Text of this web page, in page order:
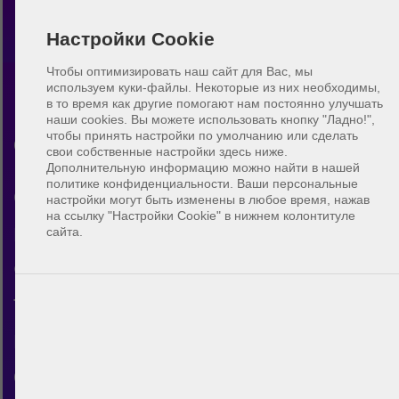
Настройки Cookie
Чтобы оптимизировать наш сайт для Вас, мы
используем куки-файлы. Некоторые из них необходимы,
в то время как другие помогают нам постоянно улучшать
наши cookies. Вы можете использовать кнопку "Ладно!",
чтобы принять настройки по умолчанию или сделать
свои собственные настройки здесь ниже.
Дополнительную информацию можно найти в нашей
политике конфиденциальности. Ваши персональные
настройки могут быть изменены в любое время, нажав
на ссылку "Настройки Cookie" в нижнем колонтитуле
сайта.
Пляжный волейбол South
Carolina
Открой для себя сообщество
пляжного волейбола в South
Carolina. С помощью BeachUp
ты можешь общаться с другими
своём городе, планировать